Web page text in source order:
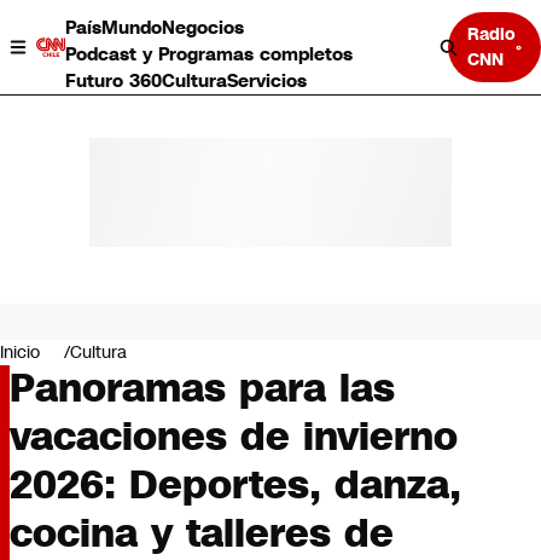
PaísMundoNegocios
Podcast y Programas completos
Futuro 360CulturaServicios
Radio
CNN
Negocios
Deportes
Programas completos
Cultura
Servicios
Bits
CNN tiempo
Inicio Cultura
Panoramas para las
vacaciones de invierno
2026: Deportes, danza,
cocina y talleres de